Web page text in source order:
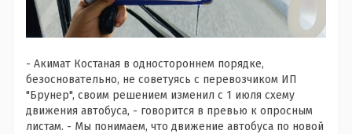
- Акимат Костаная в одностороннем порядке,
безосновательно, не советуясь с перевозчиком ИП
"Брунер", своим решением изменил с 1 июля схему
движения автобуса, - говорится в превью к опросным
листам. - Мы понимаем, что движение автобуса по новой